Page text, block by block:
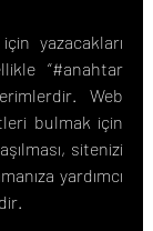
için yazacakları
Web
bulmak için
sitenizi
yardımcı